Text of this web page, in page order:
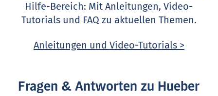
Hilfe-Bereich: Mit Anleitungen, Video-
Tutorials und FAQ zu aktuellen Themen.
Anleitungen und Video-Tutorials >
Fragen & Antworten zu Hueber